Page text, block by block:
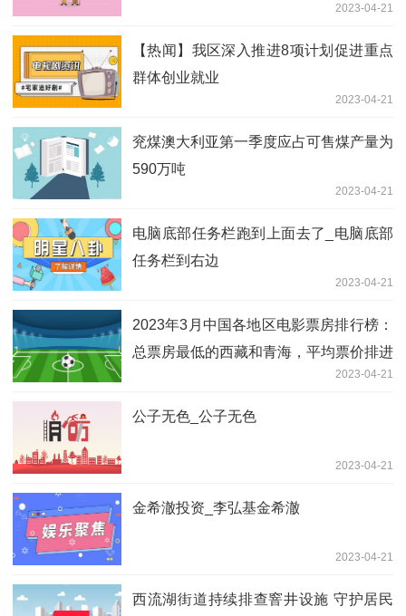
2023-04-21
【热闻】我区深入推进8项计划促进重点
群体创业就业
2023-04-21
兖煤澳大利亚第一季度应占可售煤产量为
590万吨
2023-04-21
电脑底部任务栏跑到上面去了_电脑底部
任务栏到右边
2023-04-21
2023年3月中国各地区电影票房排行榜：
总票房最低的西藏和青海，平均票价排进
前4（附月榜TOP31详单） 全球最新2023-04-21
公子无色_公子无色
2023-04-21
金希澈投资_李弘基金希澈
2023-04-21
西流湖街道持续排查窨井设施 守护居民